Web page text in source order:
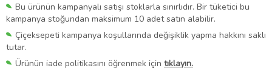
Bu ürünün kampanyalı satışı stoklarla sınırlıdır. Bir tüketici bu
kampanya stoğundan maksimum 10 adet satın alabilir.
Çiçeksepeti kampanya koşullarında değişiklik yapma hakkını saklı
tutar.
Ürünün iade politikasını öğrenmek için tıklayın.